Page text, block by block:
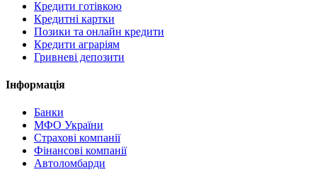
Кредити готівкою
Кредитні картки
Позики та онлайн кредити
Кредити аграріям
Гривневі депозити
Інформація
Банки
МФО України
Страхові компанії
Фінансові компанії
Автоломбарди